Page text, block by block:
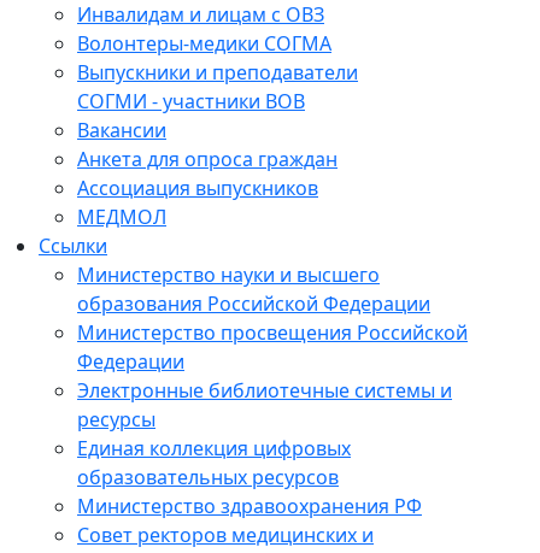
Инвалидам и лицам с ОВЗ
Волонтеры-медики СОГМА
Выпускники и преподаватели
СОГМИ - участники ВОВ
Вакансии
Анкета для опроса граждан
Ассоциация выпускников
МЕДМОЛ
Ссылки
Министерство науки и высшего
образования Российской Федерации
Министерство просвещения Российской
Федерации
Электронные библиотечные системы и
ресурсы
Единая коллекция цифровых
образовательных ресурсов
Министерство здравоохранения РФ
Совет ректоров медицинских и